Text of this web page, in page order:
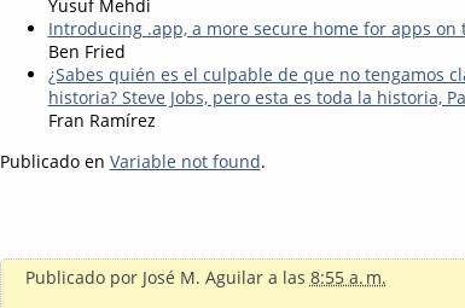
Yusuf Mehdi
Introducing .app, a more secure home for apps on
Ben Fried
¿Sabes quién es el culpable de que no tengamos
historia? Steve Jobs, pero esta es toda la historia,
Fran Ramírez
Publicado en Variable not found.
Publicado por José M. Aguilar a las 8:55 a. m.